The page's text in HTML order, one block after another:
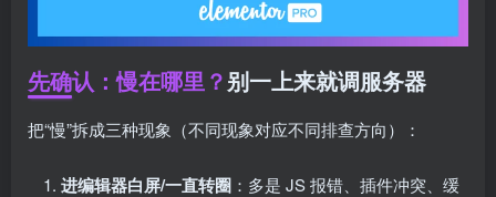
先确认：慢在哪里？别一上来就调服务器
把“慢”拆成三种现象（不同现象对应不同排查方向）：
进编辑器白屏/一直转圈 ：多是 JS 报错、插件冲突、缓